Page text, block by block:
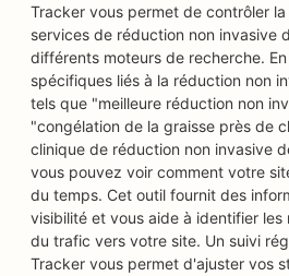
Tracker vous permet de contrôler
services de réduction non invasive
différents moteurs de recherche.
spécifiques liés à la réduction non
tels que "meilleure réduction non
"congélation de la graisse près de
clinique de réduction non invasive
vous pouvez voir comment votre
du temps. Cet outil fournit des
visibilité et vous aide à identifier
du trafic vers votre site. Un suivi
Tracker vous permet d'ajuster vos